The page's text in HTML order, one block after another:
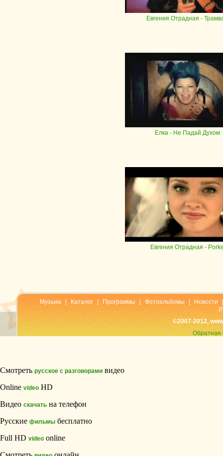
Евгения Отрадная -
Елка- Не Падай Духом
Евгения Отрадная -
Музыка Каталог Программы Фотоальбомы Новости
©2007-2012,
Обратная
Смотреть русское с разговорами видео
Online video HD
Видео скачать на телефон
Русские фильмы бесплатно
Full HD video online